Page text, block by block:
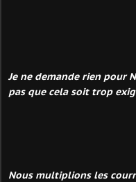
Je ne demande rien pour
pas que cela soit trop
Nous multiplions les